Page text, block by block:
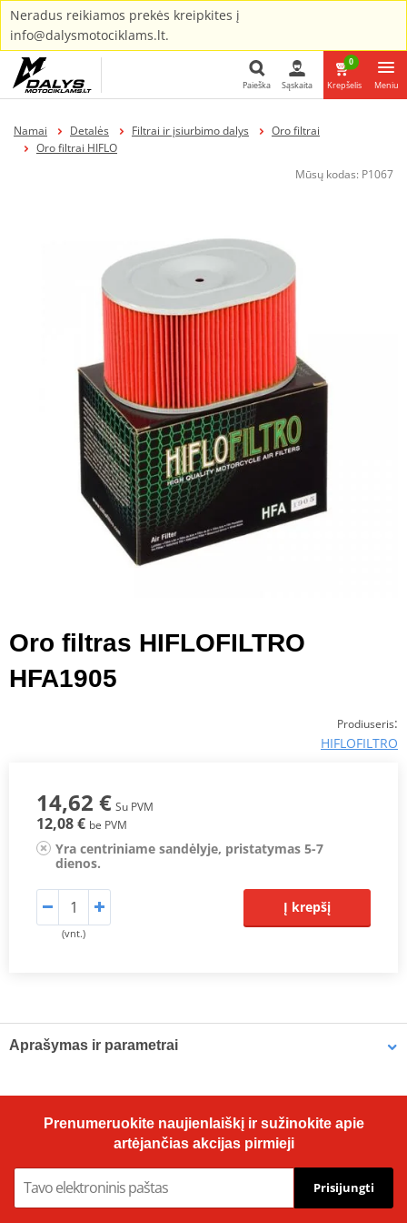
Neradus reikiamos prekės kreipkites į
info@dalysmotociklams.lt.
Paieška Sąskaita
0
Krepšelis Meniu
Namai Detalės Filtrai ir įsiurbimo dalys
Oro filtrai
Oro filtrai HIFLO
Mūsų kodas: P1067
Oro filtras HIFLOFILTRO
HFA1905
Prodiuseris:
HIFLOFILTRO
14,62 € Su PVM
12,08 € be PVM
Yra centriniame sandėlyje, pristatymas 5-7
dienos.
(vnt.)
Į krepšį
Aprašymas ir parametrai
Hiflofiltro air filters are manufactured to fit the factory air box and
are a direct replacement for original equipment filters. Top quality
powerflow filtering media, developed for modern high
performance engines.
Prenumeruokite naujienlaiškį ir sužinokite apie
artėjančias akcijas pirmieji
Prisijungti